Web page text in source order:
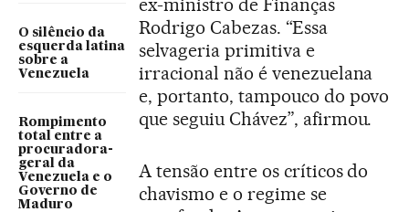
O silêncio da
esquerda latina
sobre a
Venezuela
Rompimento
total entre a
procuradora-
geral da
Venezuela e o
Governo de
Maduro
ex-ministro de Finanças
Rodrigo Cabezas. “Essa
selvageria primitiva e
irracional não é venezuelana
e, portanto, tampouco do povo
que seguiu Chávez”, afirmou.
A tensão entre os críticos do
chavismo e o regime se